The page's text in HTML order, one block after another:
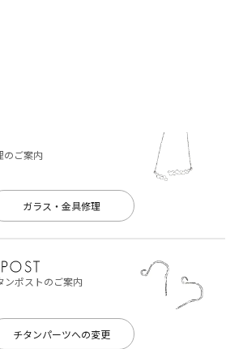
のご案内
ガラス・金具修理
ンポストのご案内
チタンパーツへの変更